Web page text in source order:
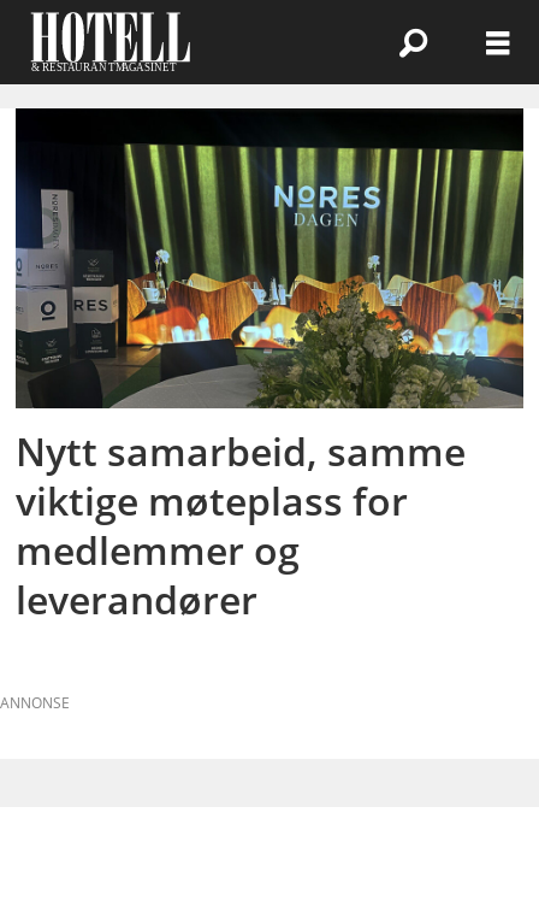
Emne:
workman
Nytt samarbeid, samme
viktige møteplass for
medlemmer og
leverandører
ANNONSE